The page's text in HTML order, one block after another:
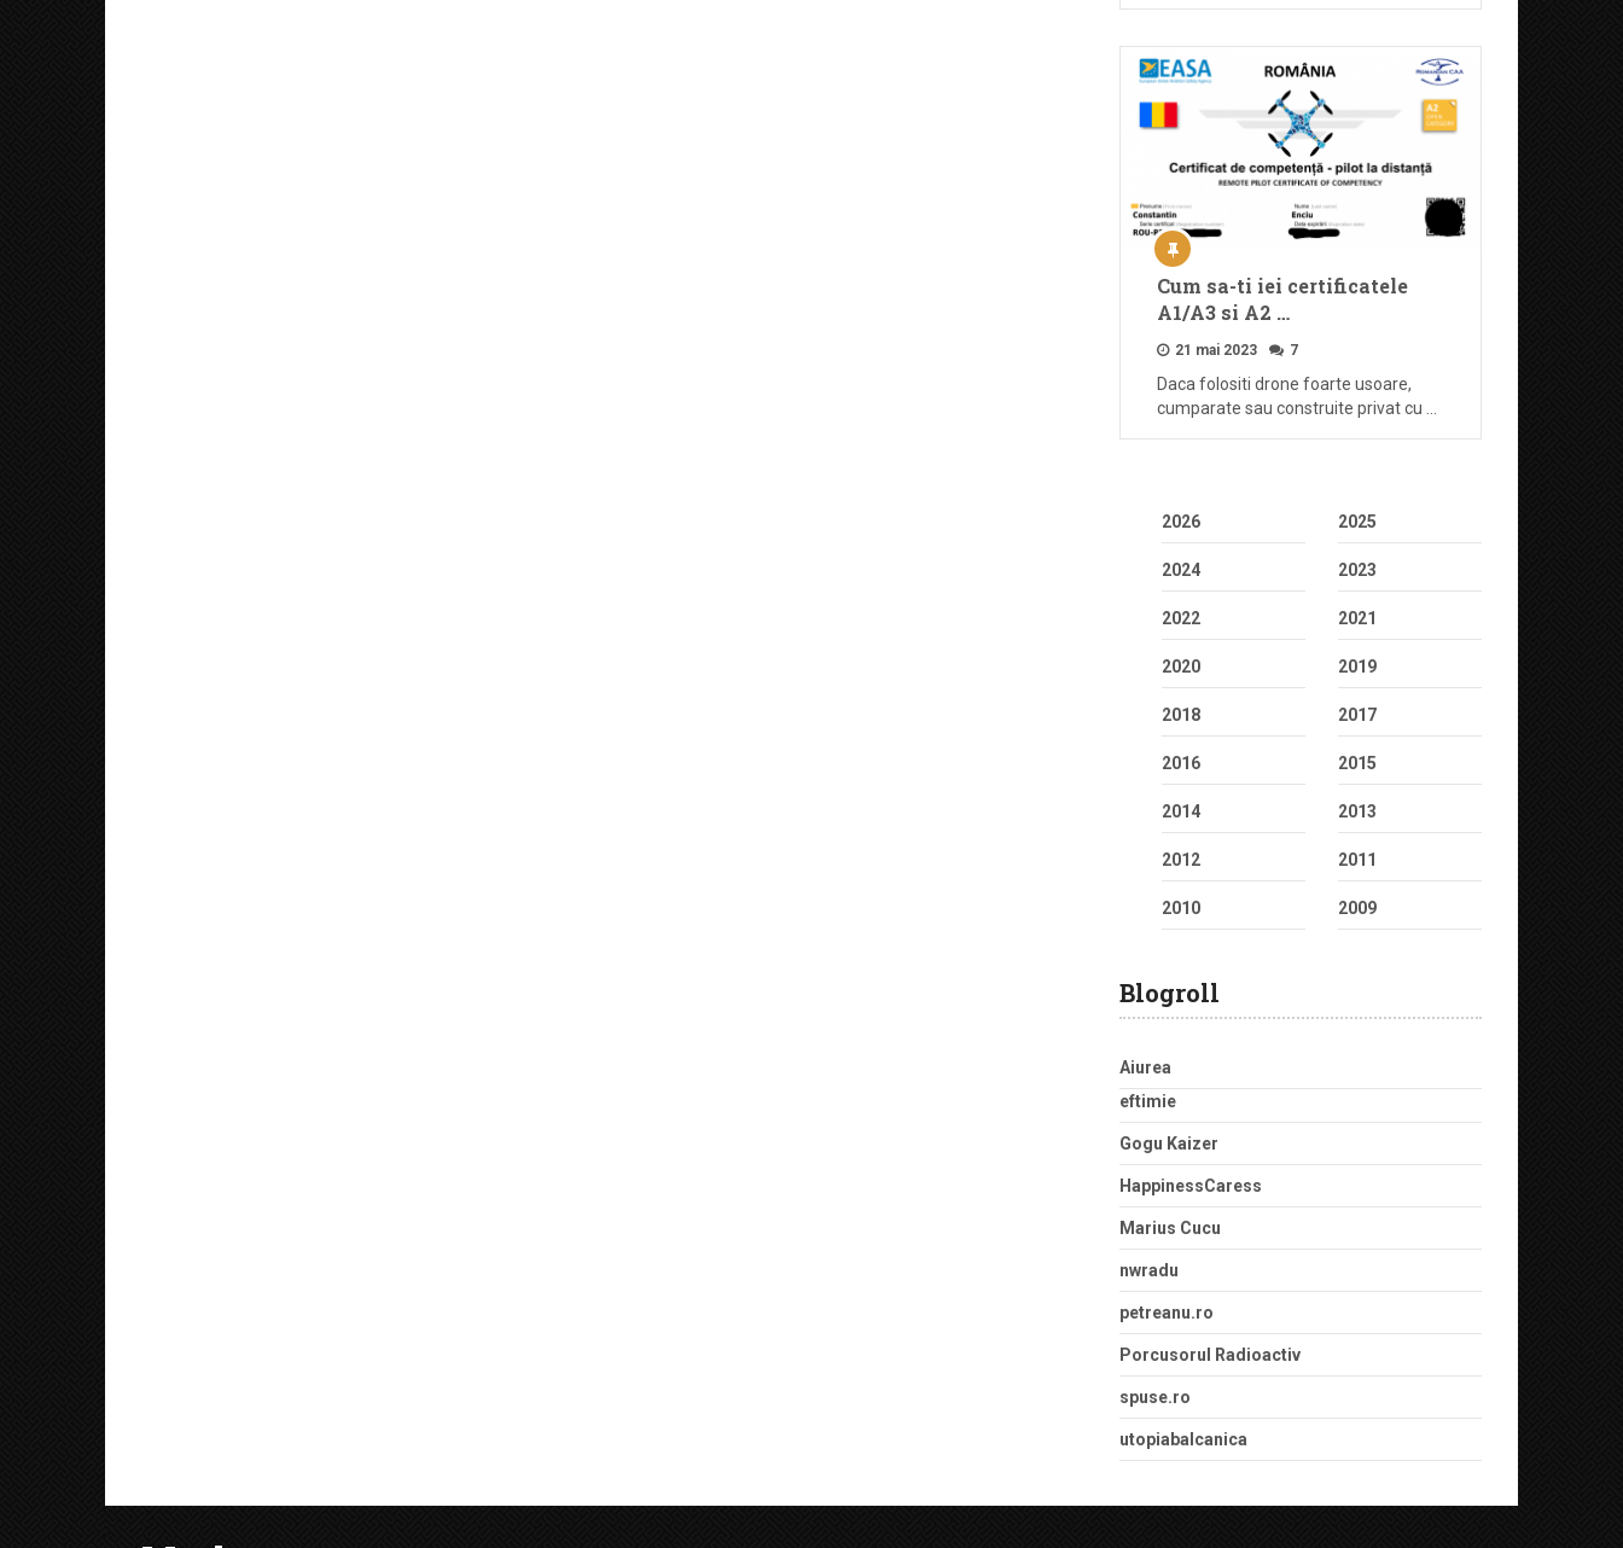
Cum sa-ti iei certificatele
A1/A3 si A2 …
21 mai 2023 7
Daca folositi drone foarte usoare,
cumparate sau construite privat cu …
2026 2025
2024 2023
2022 2021
2020 2019
2018 2017
2016 2015
2014 2013
2012 2011
2010 2009
Blogroll
Aiurea
eftimie
Gogu Kaizer
HappinessCaress
Marius Cucu
nwradu
petreanu.ro
Porcusorul Radioactiv
spuse.ro
utopiabalcanica